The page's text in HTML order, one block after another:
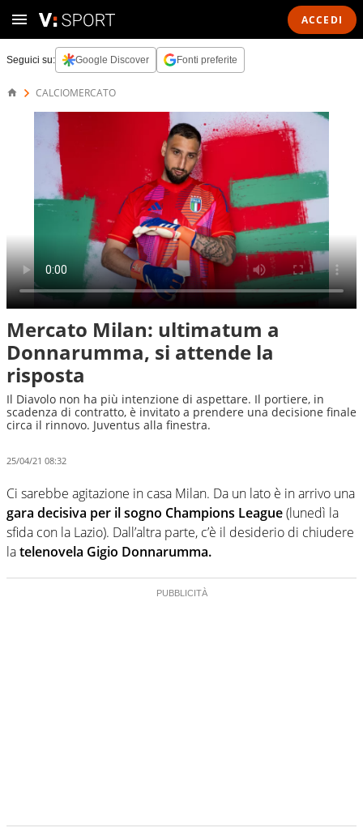
ACCEDI
Seguici su: Google Discover Fonti preferite
CALCIOMERCATO
Mercato Milan: ultimatum a
Donnarumma, si attende la
risposta
Il Diavolo non ha più intenzione di aspettare. Il portiere, in
scadenza di contratto, è invitato a prendere una decisione finale
circa il rinnovo. Juventus alla finestra.
25/04/21 08:32
Ci sarebbe agitazione in casa Milan. Da un lato è in arrivo una
gara decisiva per il sogno Champions League(lunedì la
sfida con la Lazio). Dall’altra parte, c’è il desiderio di chiudere
latelenovela Gigio Donnarumma.